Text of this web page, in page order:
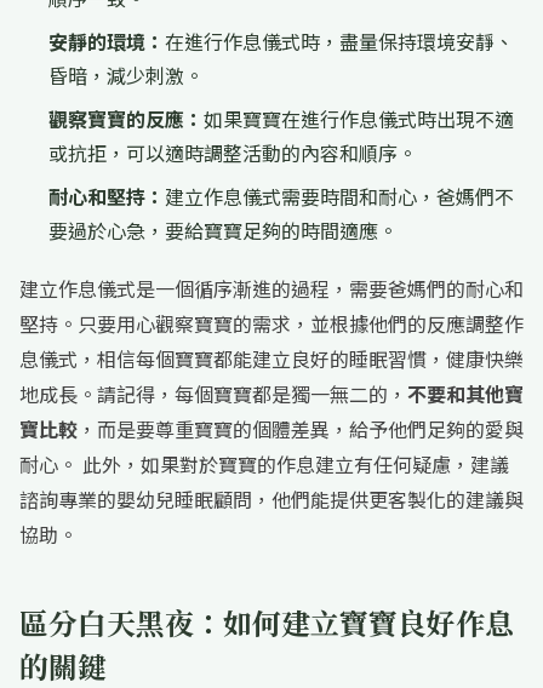
安靜的環境： 在進行作息儀式時，盡量保持環境安靜、
昏暗，減少刺激。
觀察寶寶的反應： 如果寶寶在進行作息儀式時出現不適
或抗拒，可以適時調整活動的內容和順序。
耐心和堅持： 建立作息儀式需要時間和耐心，爸媽們不
要過於心急，要給寶寶足夠的時間適應。
建立作息儀式是一個循序漸進的過程，需要爸媽們的耐心和
堅持。只要用心觀察寶寶的需求，並根據他們的反應調整作
息儀式，相信每個寶寶都能建立良好的睡眠習慣，健康快樂
地成長。請記得，每個寶寶都是獨一無二的， 不要和其他寶
寶比較 ，而是要尊重寶寶的個體差異，給予他們足夠的愛與
耐心。 此外，如果對於寶寶的作息建立有任何疑慮，建議
諮詢專業的嬰幼兒睡眠顧問，他們能提供更客製化的建議與
協助。
區分白天黑夜：如何建立寶寶良好作息
的關鍵